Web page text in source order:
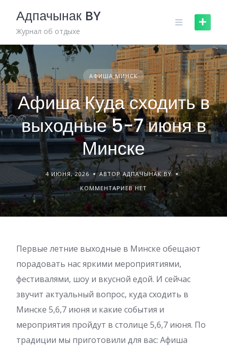
content
Адпачынак BY
Журнал об отдыхе
АФИША МИНСК
Афиша Куда сходить в
выходные 5-7 июня в
Минске
4 ИЮНЯ, 2026
АВТОР АДПАЧЫНАК BY
КОММЕНТАРИЕВ НЕТ
Первые летние выходные в Минске обещают
порадовать нас яркими мероприятиями,
фестивалями, шоу и вкусной едой. И сейчас
звучит актуальный вопрос, куда сходить в
Минске 5,6,7 июня и какие события и
мероприятия пройдут в столице 5,6,7 июня. По
традиции мы приготовили для вас: Афиша